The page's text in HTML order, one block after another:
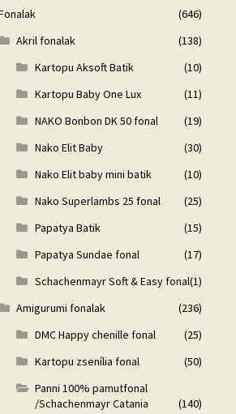
(646)
Akril fonalak
(138)
Kartopu Aksoft Batik
(10)
Kartopu Baby One Lux
(11)
NAKO Bonbon DK 50 fonal
(19)
Nako Elit Baby
(30)
Nako Elit baby mini batik
(10)
Nako Superlambs 25 fonal
(25)
Papatya Batik
(15)
Papatya Sundae fonal
(17)
Schachenmayr Soft & Easy fonal(1)
Amigurumi fonalak
(236)
DMC Happy chenille fonal
(25)
Kartopu zsenília fonal
(50)
Panni 100% pamutfonal
/Schachenmayr Catania
(140)